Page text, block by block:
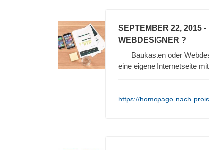
SEPTEMBER 22, 2015 -
WEBDESIGNER ?
Baukasten oder
eine eigene Internetseite
https://homepage-nach-